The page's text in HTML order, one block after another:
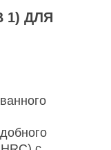
1) ДЛЯ